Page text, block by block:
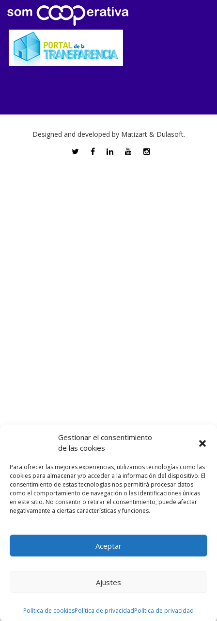
Gestionar el consentimiento
de las cookies
Para ofrecer las mejores experiencias, utilizamos tecnologías como las
cookies para almacenar y/o acceder a la información del dispositivo. El
consentimiento de estas tecnologías nos permitirá procesar datos
como el comportamiento de navegación o las identificaciones únicas
en este sitio. No consentir o retirar el consentimiento, puede afectar
negativamente a ciertas características y funciones.
Aceptar
Ajustes
Política de cookiesPolítica de privacidadPolítica de privacidad
Designed and developed by Matizart& Dulasoft.